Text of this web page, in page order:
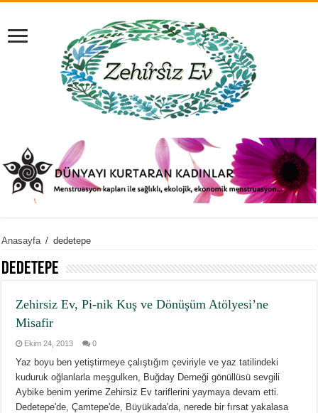
Anasayfa / dedetepe
dedetepe
Zehirsiz Ev, Pi-nik Kuş ve Dönüşüm Atölyesi’ne
Misafir
Ekim 24, 2013 0
Yaz boyu ben yetiştirmeye çalıştığım çeviriyle ve yaz tatilindeki
kuduruk oğlanlarla meşgulken, Buğday Derneği gönüllüsü sevgili
Aybike benim yerime Zehirsiz Ev tariflerini yaymaya devam etti.
Dedetepe'de, Çamtepe'de, Büyükada'da, nerede bir fırsat yakalasa